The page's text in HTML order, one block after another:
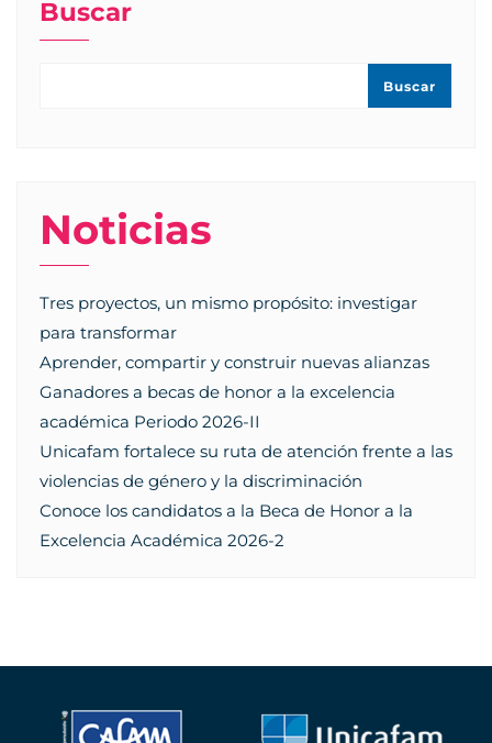
Buscar
Buscar
Noticias
Tres proyectos, un mismo propósito: investigar
para transformar
Aprender, compartir y construir nuevas alianzas
Ganadores a becas de honor a la excelencia
académica Periodo 2026-II
Unicafam fortalece su ruta de atención frente a las
violencias de género y la discriminación
Conoce los candidatos a la Beca de Honor a la
Excelencia Académica 2026-2